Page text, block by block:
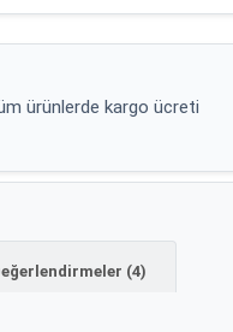
ürünlerde kargo ücreti
(4)